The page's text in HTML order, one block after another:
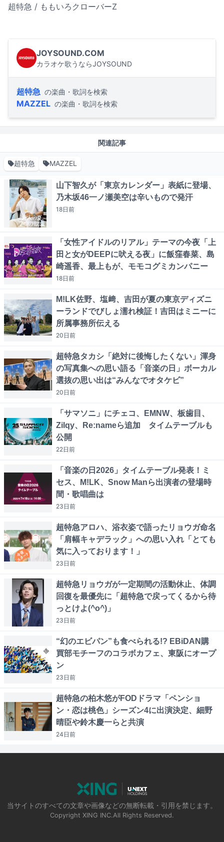
超特急 / ももいろクローバーZ
JOYSOUND.COM
カラオケ歌うならJOYSOUND
超特急 の楽曲・歌詞を検索
MAZZEL の楽曲・歌詞を検索
関連記事
超特急 MAZZEL
山下智久が「東京カレンダー」表紙に登場、
乃木坂46一ノ瀬美空は辛いもので発汗
18日前
「女性アイドルのリアル」テーマの今夜「上
田と女がDEEPに吠える夜」に飯窪春菜、島
崎遥香、最上もが、モモコグミカンパニー
18日前
M!LK佐野、塩﨑、吉田が夏の東京ディズニ
ーランドでびしょ濡れ検証！吉田はミニーに
所属事務所伝える
20日前
超特急タカシ「絶対に後悔したくない」渾身
の写真集への思い語る「音楽の日」ボーカル
選抜の思い出は“みんなでオタケビ”
20日前
「サマソニ」にチェコ、EMNW、板歯目、
Zilqy、Re:nameら追加 タイムテーブルも
公開
22日前
「音楽の日2026」タイムテーブル発表！ミ
セス、M!LK、Snow Manら出演者の登場時
間・歌唱曲は
23日前
超特急アロハ、浴衣姿で語ったリョウガ命名
「肩幅キャデラック」への思い入れ「とても
気に入っております！」
23日前
超特急リョウガが一定期間の活動休止、体調
回復を最優先に「超特急で戻ってくるから待
っとけよ(^o^)」
23日前
“幻のエビパン”も食べられる!? EBiDAN購
買部モチーフのコラボカフェ、東阪にオープ
ン
23日前
超特急の柏木悠がFODドラマ「ペンショ
ン・恋は桃色」シーズン4に出演決定、細野
晴臣や鈴木慶一らと共演
24日前
当サイトのすべての文章や画像などの無断転載・引用を禁じます。
Copyright XING INC.All Rights Reserved.